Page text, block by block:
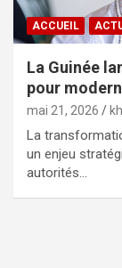
ACCUEIL
La Guinée
pour
mai 21, 2026
La
un enjeu
autorités…